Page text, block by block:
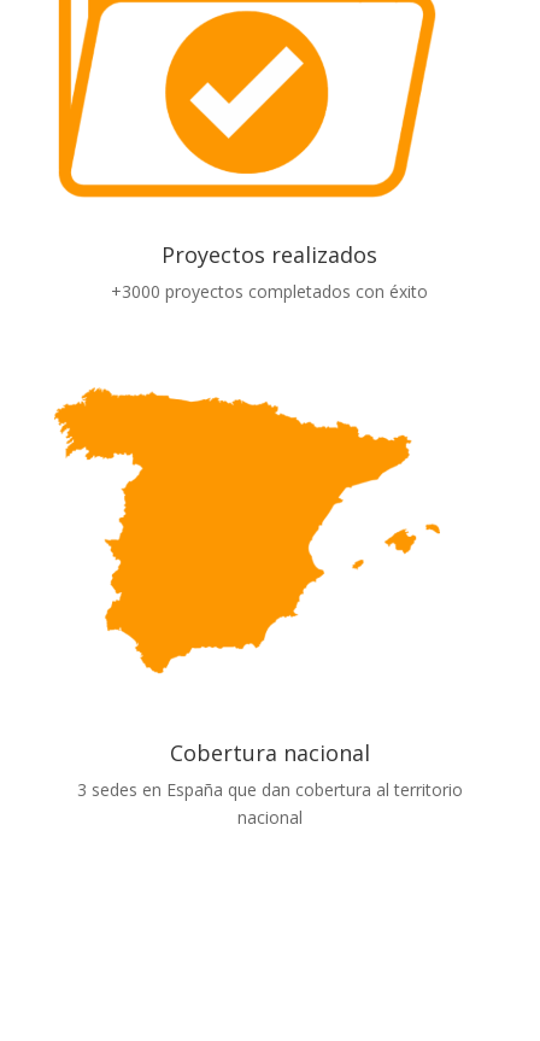
Proyectos realizados
+3000 proyectos completados con éxito
Cobertura nacional
3 sedes en España que dan cobertura al territorio
nacional